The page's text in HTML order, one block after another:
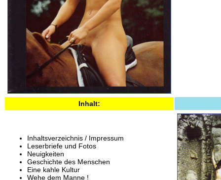
Inhalt:
Inhaltsverzeichnis / Impressum
Leserbriefe und Fotos
Neuigkeiten
Geschichte des Menschen
Eine kahle Kultur
Wehe dem Manne !